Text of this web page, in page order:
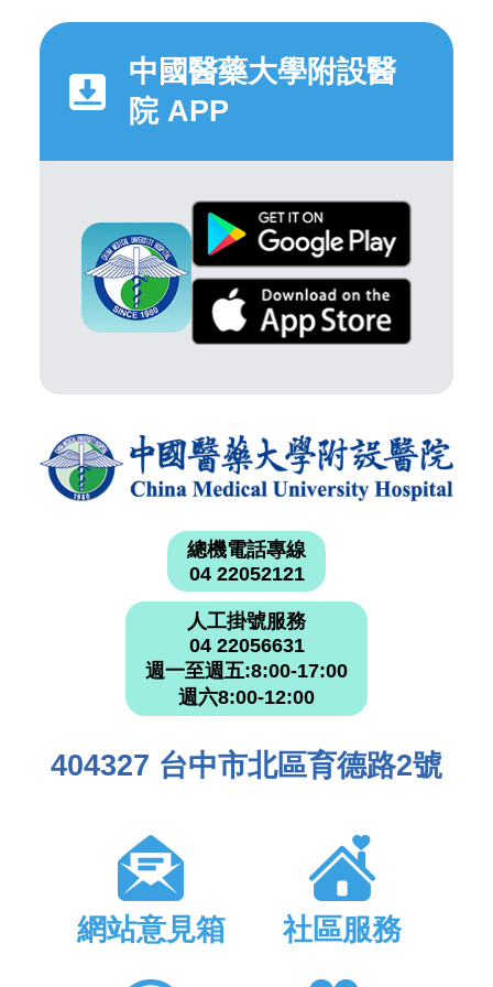
中國醫藥大學附設醫
院 APP
總機電話專線
04 22052121
人工掛號服務
04 22056631
週一至週五:8:00-17:00
週六8:00-12:00
404327 台中市北區育德路2號
網站意見箱 社區服務